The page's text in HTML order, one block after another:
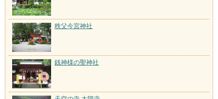
秩父今宮神社
銭神様の聖神社